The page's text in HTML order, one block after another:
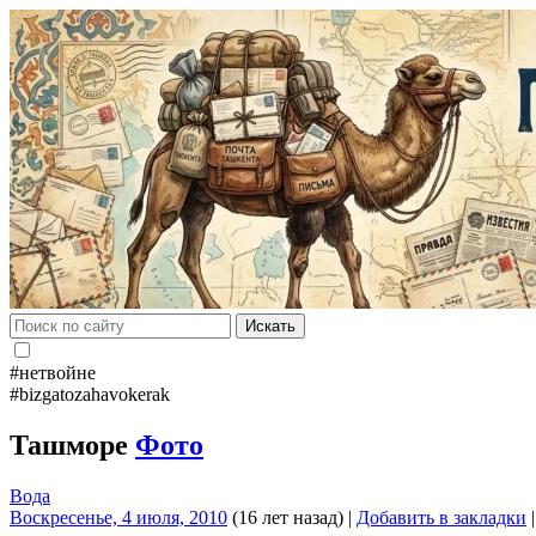
Искать
#нетвойне
#bizgatozahavokerak
Ташморе Фото
Вода
Воскресенье, 4 июля, 2010 (16 лет назад) | Добавить в закладки